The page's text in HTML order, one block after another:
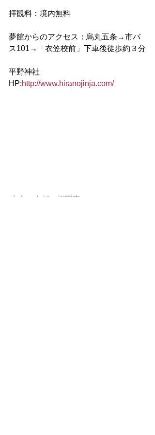
拝観料：境内無料
夢館からのアクセス：烏丸五条→市バ
ス101→「衣笠校前」下車後徒歩約３分
平野神社
HP:http://www.hiranojinja.com/
出典： 京都の桜写真